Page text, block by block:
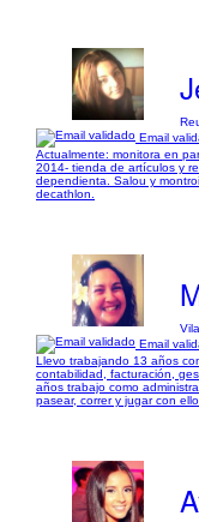
Email
Actualmente: monitora en
2014- tienda de artículos y
dependienta. Salou y
decathlon.
Email
Llevo trabajando 13 años
contabilidad, facturación,
años trabajo como
pasear, correr y jugar con